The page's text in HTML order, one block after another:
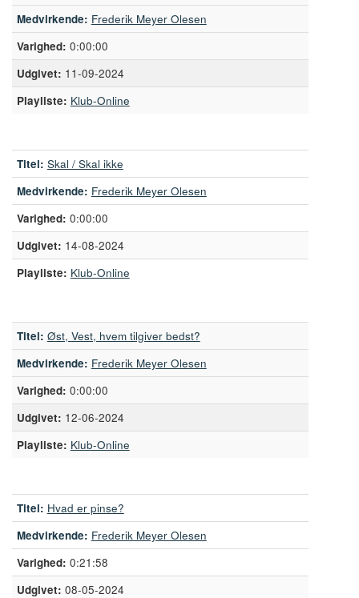
Medvirkende: Frederik Meyer Olesen
0:00:00
11-09-2024
Playliste: Klub-Online
Titel: Skal / Skal ikke
Medvirkende: Frederik Meyer Olesen
0:00:00
14-08-2024
Playliste: Klub-Online
Titel: Øst, Vest, hvem tilgiver bedst?
Medvirkende: Frederik Meyer Olesen
0:00:00
12-06-2024
Playliste: Klub-Online
Titel: Hvad er pinse?
Medvirkende: Frederik Meyer Olesen
0:21:58
08-05-2024